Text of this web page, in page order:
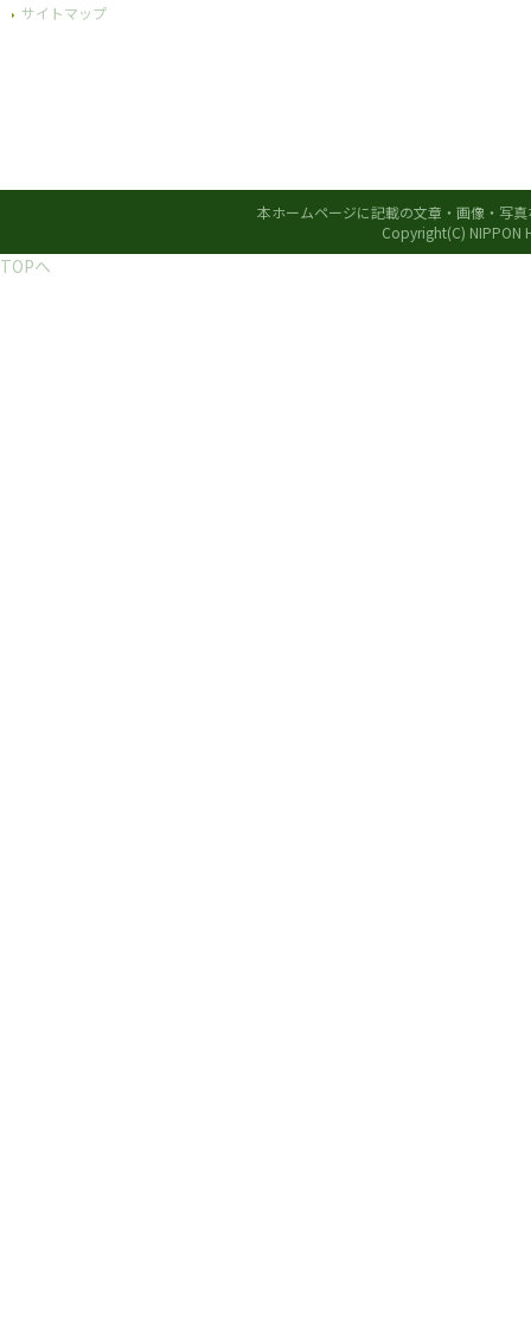
サイトマップ
本ホームページに記載の文章・画像・写
Copyright(C) NIPPON
TOPへ